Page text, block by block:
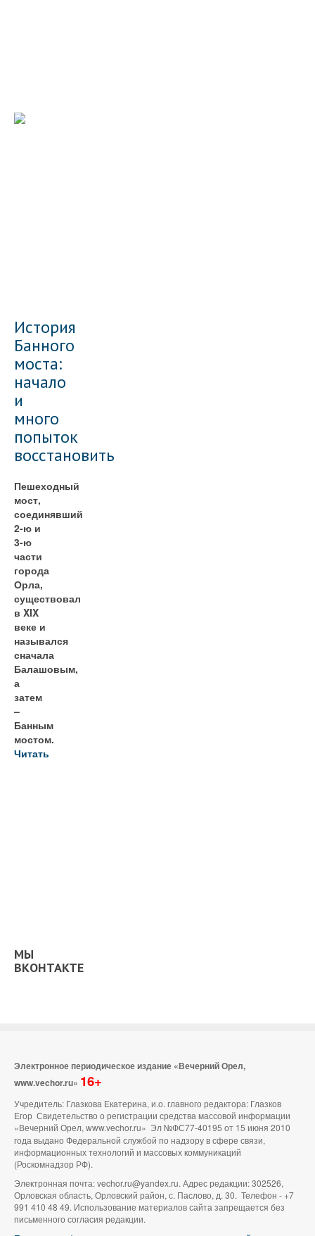
История
Банного
моста:
начало
и
много
попыток
восстановить
Пешеходный
мост,
соединявший
2-ю и
3-ю
части
города
Орла,
существовал
в XIX
веке и
назывался
сначала
Балашовым,
а
затем
–
Банным
мостом.
Читать
МЫ
ВКОНТАКТЕ
Электронное периодическое издание «Вечерний Орел,
www.vechor.ru» 16+
Учредитель: Глазкова Екатерина, и.о. главного редактора: Глазков
Егор Свидетельство о регистрации средства массовой информации
«Вечерний Орел, www.vechor.ru» Эл №ФС77-40195 от 15 июня 2010
года выдано Федеральной службой по надзору в сфере связи,
информационных технологий и массовых коммуникаций
(Роскомнадзор РФ).
Электронная почта: vechor.ru@yandex.ru. Адрес редакции: 302526,
Орловская область, Орловский район, с. Паслово, д. 30. Телефон - +7
991 410 48 49. Использование материалов сайта запрещается без
письменного согласия редакции.